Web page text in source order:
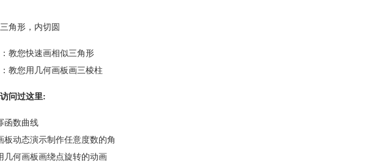
三角形 ， 内切圆
教您快速画相似三角形
教您用几何画板画三棱柱
问过这里:
函数曲线
板动态演示制作任意度数的角
几何画板画绕点旋转的动画